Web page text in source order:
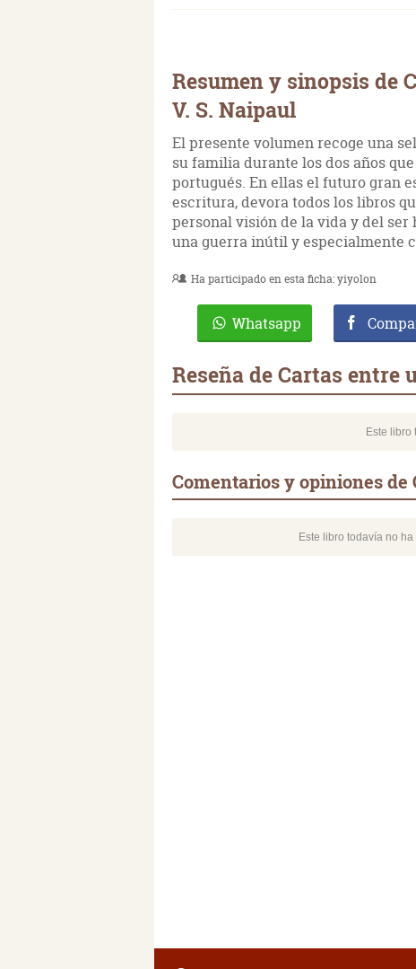
Resumen y sinopsis de
V. S. Naipaul
El presente volumen recoge una
su familia durante los dos años
portugués. En ellas el futuro gran
escritura, devora todos los libros
personal visión de la vida y del
una guerra inútil y especialmente
Ha participado en esta ficha:yiyolon
Whatsapp
Reseña de Cartas entre
Este libro
Comentarios y opiniones
Este libro todavía no